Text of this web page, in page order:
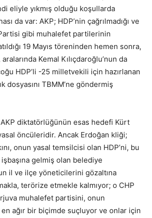
eliyle yıkmış olduğu koşullarda
da var: AKP; HDP’nin çağrılmadığı ve
gibi muhalefet partilerinin
19 Mayıs töreninden hemen sonra,
aralarında Kemal Kılıçdaroğlu’nun da
HDP’li -25 milletvekili için hazırlanan
dosyasını TBMM’ne göndermiş
diktatörlüğünün esas hedefi Kürt
öncüleridir. Ancak Erdoğan kliği;
onun yasal temsilcisi olan HDP’ni, bu
gelmiş olan belediye
il ve ilçe yöneticilerini gözaltına
terörize etmekle kalmıyor; o CHP
muhalefet partisini, onun
ağır bir biçimde suçluyor ve onlar için